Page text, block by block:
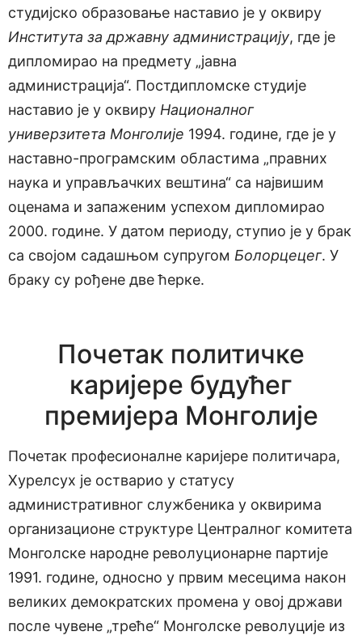
студијско образовање наставио је у оквиру
Института за државну администрацију, где је
дипломирао на предмету „јавна
администрација“. Постдипломске студије
наставио је у оквиру Националног
универзитета Монголије 1994. године, где је у
наставно-програмским областима „правних
наука и управљачких вештина“ са највишим
оценама и запаженим успехом дипломирао
2000. године. У датом периоду, ступио је у брак
са својом садашњом супругом Болорцецег. У
браку су рођене две ћерке.
Почетак политичке
каријере будућег
премијера Монголије
Почетак професионалне каријере политичара,
Хурелсух је остварио у статусу
административног службеника у оквирима
организационе структуре Централног комитета
Монголске народне револуционарне партије
1991. године, односно у првим месецима након
великих демократских промена у овој држави
после чувене „треће“ Монголске револуције из